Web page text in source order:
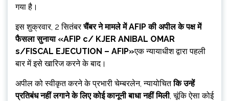
गया है।
इस शुक्रवार, 2 सितंबरचैंबर ने मामले में AFIP की अपील के पक्ष में
फैसला सुनाया «AFIP c/ KJER ANIBAL OMAR
s/FISCAL EJECUTION – AFIP»एक न्यायाधीश द्वारा पहली
बार में इसे खारिज करने के बाद।
अपील को स्वीकृत करने के प्रभारी चेम्बरलेन, न्यायोचितकि उन्हें
प्रतिबंध नहीं लगाने के लिए कोई कानूनी बाधा नहीं मिली, चूंकि ऐसा कोई